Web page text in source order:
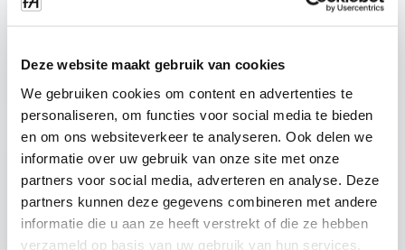
Deze website maakt gebruik van cookies
We gebruiken cookies om content en advertenties te
personaliseren, om functies voor social media te bieden
en om ons websiteverkeer te analyseren. Ook delen we
informatie over uw gebruik van onze site met onze
partners voor social media, adverteren en analyse. Deze
partners kunnen deze gegevens combineren met andere
informatie die u aan ze heeft verstrekt of die ze hebben
verzameld op basis van uw gebruik van hun services.
moduli multi-step
archiviate a livello centrale. Niente carte sciolte, niente e-mail
24-4-2026 Leggi tutto